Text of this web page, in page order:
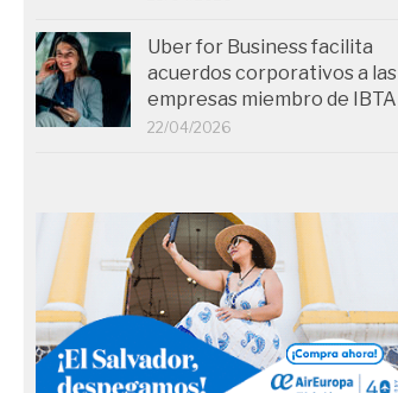
Uber for Business facilita
acuerdos corporativos a las
empresas miembro de IBTA
22/04/2026